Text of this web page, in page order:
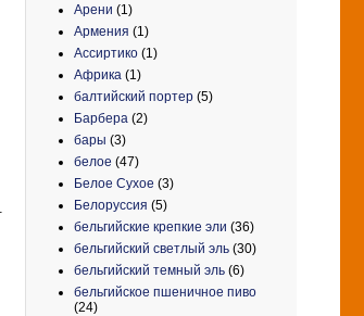
Арени (1)
Армения (1)
Ассиртико (1)
Африка (1)
балтийский портер (5)
Барбера (2)
бары (3)
белое (47)
Белое Сухое (3)
Белоруссия (5)
бельгийские крепкие эли (36)
бельгийский светлый эль (30)
бельгийский темный эль (6)
бельгийское пшеничное пиво
(24)